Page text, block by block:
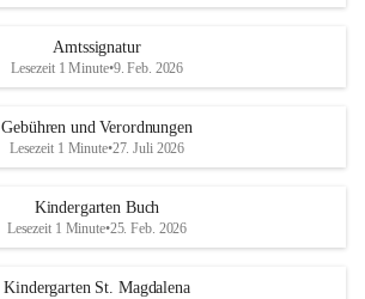
Amtssignatur
Lesezeit 1 Minute•9. Feb. 2026
Gebühren und Verordnungen
Lesezeit 1 Minute•27. Juli 2026
Kindergarten Buch
Lesezeit 1 Minute•25. Feb. 2026
Kindergarten St. Magdalena